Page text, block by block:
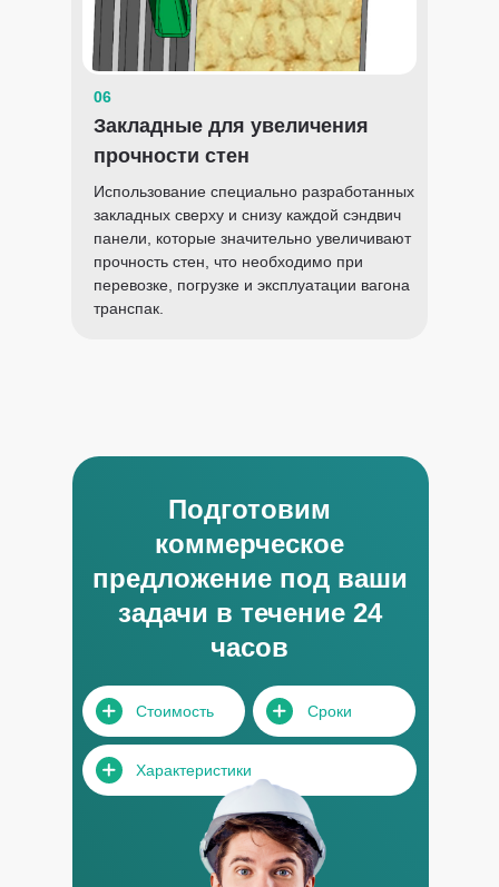
Закладные для увеличения
прочности стен
Использование специально разработанных
закладных сверху и снизу каждой сэндвич
панели, которые значительно увеличивают
прочность стен, что необходимо при
перевозке, погрузке и эксплуатации вагона
транспак.
06
Подготовим
коммерческое
предложение под ваши
задачи в течение 24
часов
Стоимость
Характеристики
Сроки